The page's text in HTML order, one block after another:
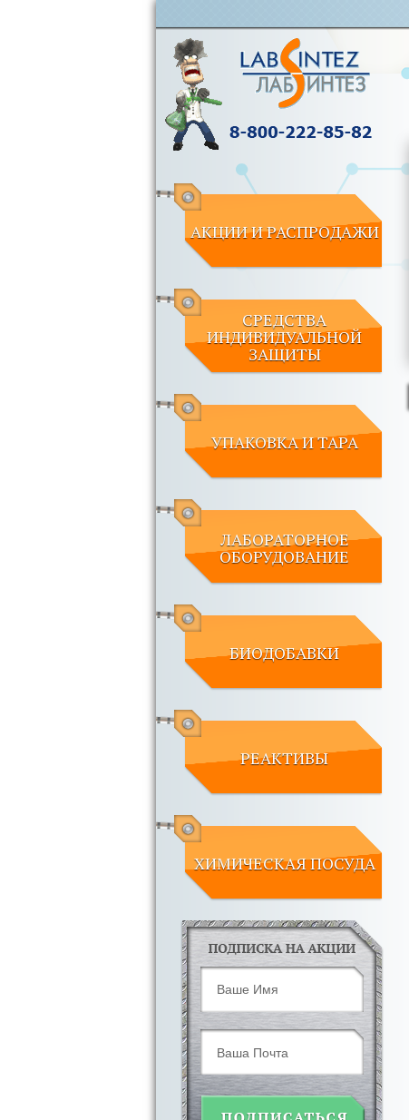
АКЦИИ И РАСПРОДАЖИ
СРЕДСТВА
ИНДИВИДУАЛЬНОЙ
ЗАЩИТЫ
УПАКОВКА И ТАРА
ЛАБОРАТОРНОЕ
ОБОРУДОВАНИЕ
БИОДОБАВКИ
РЕАКТИВЫ
ХИМИЧЕСКАЯ ПОСУДА